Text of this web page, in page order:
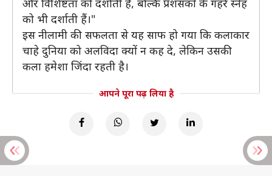
और विशिष्टता को दर्शाती हैं, बल्कि प्रशंसकों के गहरे स्नेह
को भी दर्शाती हैं।"
इस नीलामी की सफलता से यह साफ हो गया कि कलाकार
चाहे दुनिया को अलविदा क्यों न कह दे, लेकिन उसकी
कला हमेशा जिंदा रहती है।
आपने पूरा पढ़ लिया है